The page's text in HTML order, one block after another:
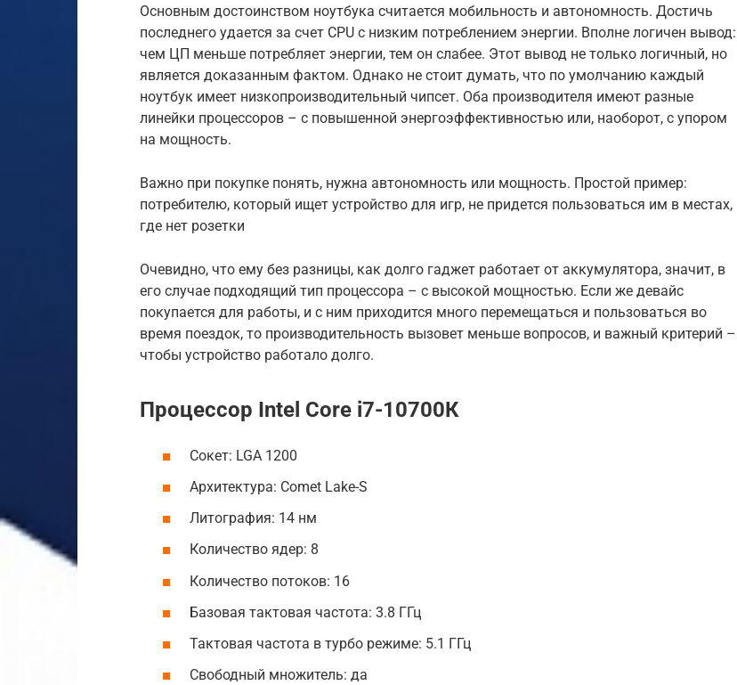
Основным достоинством ноутбука считается мобильность и автономность. Достичь
последнего удается за счет CPU с низким потреблением энергии. Вполне логичен вывод:
чем ЦП меньше потребляет энергии, тем он слабее. Этот вывод не только логичный, но
является доказанным фактом. Однако не стоит думать, что по умолчанию каждый
ноутбук имеет низкопроизводительный чипсет. Оба производителя имеют разные
линейки процессоров – с повышенной энергоэффективностью или, наоборот, с упором
на мощность.
Важно при покупке понять, нужна автономность или мощность. Простой пример:
потребителю, который ищет устройство для игр, не придется пользоваться им в местах,
где нет розетки
Очевидно, что ему без разницы, как долго гаджет работает от аккумулятора, значит, в
его случае подходящий тип процессора – с высокой мощностью. Если же девайс
покупается для работы, и с ним приходится много перемещаться и пользоваться во
время поездок, то производительность вызовет меньше вопросов, и важный критерий –
чтобы устройство работало долго.
Процессор Intel Core i7-10700К
Сокет: LGA 1200
Архитектура: Comet Lake-S
Литография: 14 нм
Количество ядер: 8
Количество потоков: 16
Базовая тактовая частота: 3.8 ГГц
Тактовая частота в турбо режиме: 5.1 ГГц
Свободный множитель: да